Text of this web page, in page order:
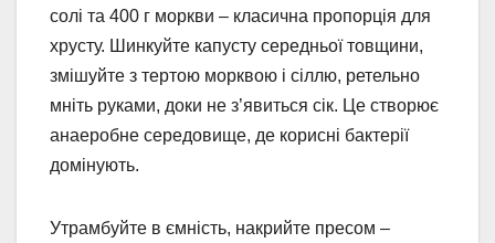
солі та 400 г моркви – класична пропорція для
хрусту. Шинкуйте капусту середньої товщини,
змішуйте з тертою морквою і сіллю, ретельно
мніть руками, доки не з’явиться сік. Це створює
анаеробне середовище, де корисні бактерії
домінують.
Утрамбуйте в ємність, накрийте пресом –